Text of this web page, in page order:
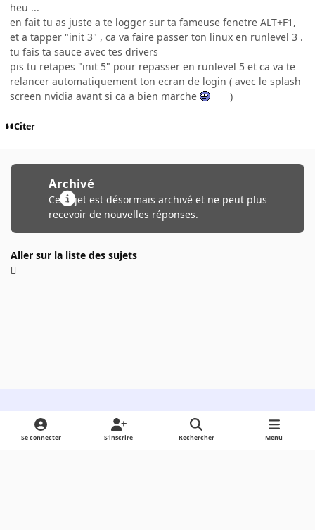
heu ...
en fait tu as juste a te logger sur ta fameuse fenetre ALT+F1,
et a tapper "init 3" , ca va faire passer ton linux en runlevel 3 .
tu fais ta sauce avec tes drivers
pis tu retapes "init 5" pour repasser en runlevel 5 et ca va te
relancer automatiquement ton ecran de login ( avec le splash
screen nvidia avant si ca a bien marche
)
Citer
Archivé
Ce sujet est désormais archivé et ne peut plus
recevoir de nouvelles réponses.
Aller sur la liste des sujets
Light ModeDark ModeSystem Preference
Se connecter S’inscrire Rechercher Menu